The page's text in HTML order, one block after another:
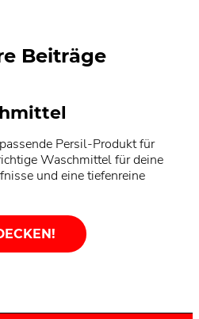
Beiträge
Persil-Produkt für
Waschmittel für deine
und eine tiefenreine